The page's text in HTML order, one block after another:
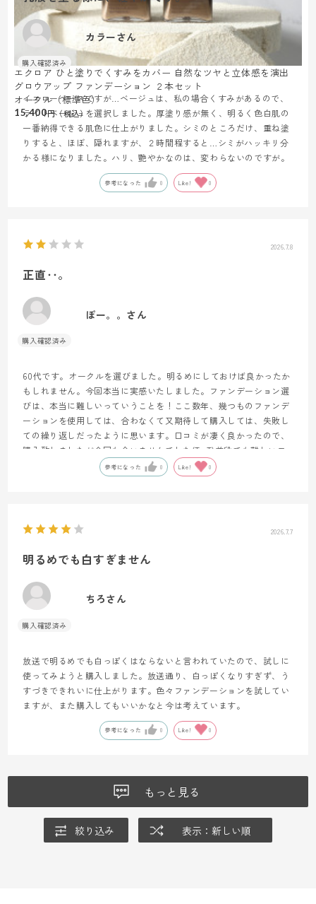
エクロア ひと塗りでくすみをカバー 自然なツヤと立体感を演出
グロウアップ ファンデーション ２本セット
オークル（標準色）
15,400
カラーさん
イエローベースですが…ベージュは、私の場合くすみがあるので、
ライトベージュを選択しました。厚塗り感が無く、明るく色白肌の
一番納得できる肌色に仕上がりました。シミのところだけ、重ね塗
りすると、ほぼ、隠れますが、２時間程すると…シミがハッキリ分
かる様になりました。ハリ、艷やかなのは、変わらないのですが。
参考になった 0 Like! 0
2026.7.8
正直‥。
ぽー。。さん
60代です。オークルを選びました。明るめにしておけば良かったか
もしれません。今回本当に実感いたしました。ファンデーション選
びは、本当に難しいっていうことを！ここ数年、幾つものファンデ
ーションを使用しては、合わなくて又期待して購入しては、失敗し
ての繰り返しだったように思います。口コミが凄く良かったので、
購入致しましたが今回も合いませんでした(T_T)普段でも難しいフ
ァンデーション選びなのに、夏に合うものは、もっと難しいです。
参考になった 0 Like! 0
2026.7.7
明るめでも白すぎません
ちろさん
放送で明るめでも白っぽくはならないと言われていたので、試しに
使ってみようと購入しました。放送通り、白っぽくなりすぎず、う
すづきできれいに仕上がります。色々ファンデーションを試してい
ますが、また購入してもいいかなと今は考えています。
参考になった 0 Like! 0
もっと見る
絞り込み 表示：新しい順